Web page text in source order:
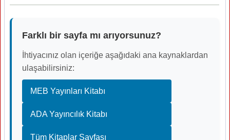
Farklı bir sayfa mı arıyorsunuz?
İhtiyacınız olan içeriğe aşağıdaki ana kaynaklardan
ulaşabilirsiniz:
MEB Yayınları Kitabı
ADA Yayıncılık Kitabı
Tüm Kitaplar Sayfası